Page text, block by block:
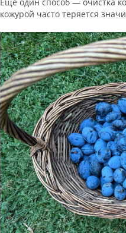
кожурой часто теряется